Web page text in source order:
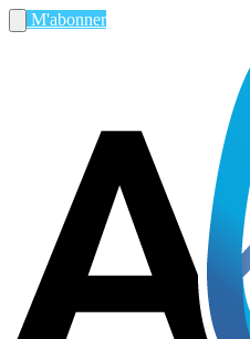
M'abonner